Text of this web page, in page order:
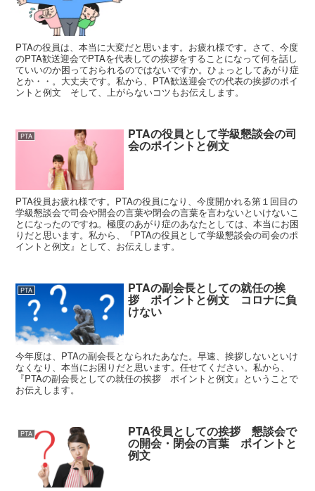
PTAの役員は、本当に大変だと思います。お疲れ様です。さて、今度
のPTA歓送迎会でPTAを代表しての挨拶をすることになって何を話し
ていいのか困っておられるのではないですか。ひょっとしてあがり症
とか・・。大丈夫です。私から、PTA歓送迎会での代表の挨拶のポイ
ントと例文 そして、上がらないコツもお伝えします。
PTA PTAの役員として学級懇談会の司
会のポイントと例文
PTA役員お疲れ様です。PTAの役員になり、今度開かれる第１回目の
学級懇談会で司会や開会の言葉や閉会の言葉を言わないといけないこ
とになったのですね。極度のあがり症のあなたとしては、本当にお困
りだと思います。私から、『PTAの役員として学級懇談会の司会のポ
イントと例文』として、お伝えします。
PTA PTAの副会長としての就任の挨
拶 ポイントと例文 コロナに負
けない
今年度は、PTAの副会長となられたあなた。早速、挨拶しないといけ
なくなり、本当にお困りだと思います。任せてください。私から、
『PTAの副会長としての就任の挨拶 ポイントと例文』ということで
お伝えします。
PTA PTA役員としての挨拶 懇談会で
の開会・閉会の言葉 ポイントと
例文